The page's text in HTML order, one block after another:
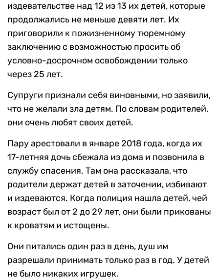
издевательстве над 12 из 13 их детей, которые
продолжались не меньше девяти лет. Их
приговорили к пожизненному тюремному
заключению с возможностью просить об
условно-досрочном освобождении только
через 25 лет.
Супруги признали себя виновными, но заявили,
что не желали зла детям. По словам родителей,
они очень любят своих детей.
Пару арестовали в январе 2018 года, когда их
17-летняя дочь сбежала из дома и позвонила в
службу спасения. Там она рассказала, что
родители держат детей в заточении, избивают
и издеваются. Когда полиция нашла детей, чей
возраст был от 2 до 29 лет, они были прикованы
к кроватям и истощены.
Они питались один раз в день, душ им
разрешали принимать только раз в год. У детей
не было никаких игрушек.